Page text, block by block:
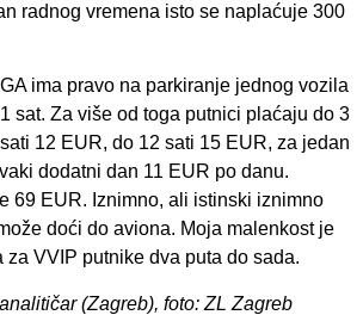
radnog vremena isto se naplaćuje 300
ima pravo na parkiranje jednog vozila
sat. Za više od toga putnici plaćaju do 3
12 EUR, do 12 sati 15 EUR, za jedan
dodatni dan 11 EUR po danu.
69 EUR. Iznimno, ali istinski iznimno
doći do aviona. Moja malenkost je
VVIP putnike dva puta do sada.
(Zagreb), foto: ZL Zagreb